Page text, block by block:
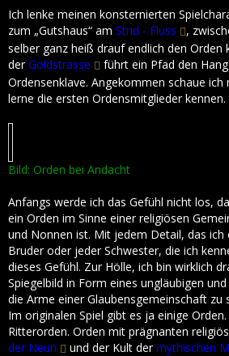
Ich lenke meinen konsternierten
zum „Gutshaus“ am Strid - Fluss
,
selber ganz heiß drauf endlich den Orden
derGoldstrasse
führt ein Pfad den
Ordensenklave. Angekommen schaue
lerne die ersten Ordensmitglieder kennen.
Bild: Orden bei Andacht
Anfangs werde ich das Gefühl nicht los,
ein Orden im Sinne einer religiösen
und Nonnen ist. Mit jedem Detail, das ich
Bruder oder jeder Schwester, die ich
dieses Gefühl. Zur Hölle, ich bin wirklich
Spiegelbild in Form eines ungläubigen
die Arme einer Glaubensgemeinschaft zu
Im originalen Spiel gibt es ja einige
Ritterorden. Orden mit prägnanten
der Neun
und der Kult der mythischen